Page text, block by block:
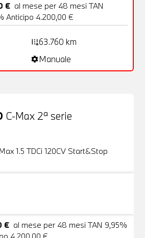
€ al mese per 48 mesi TAN
Anticipo 4.200,00 €
add_road63.760 km
settingsManuale
C-Max 2ª serie
VENDUTA
1.5 TDCi 120CV Start&Stop
€ al mese per 48 mesi TAN 9,95%
4.200,00 €